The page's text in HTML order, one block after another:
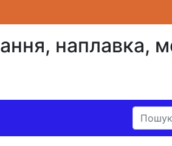
наплавка,